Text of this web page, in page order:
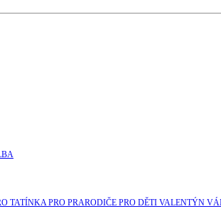
TATÍNKAPRO PRARODIČE PRO DĚTI VALENTÝN